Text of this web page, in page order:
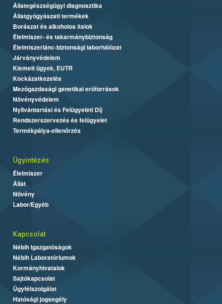
Állategészségügyi diagnosztika
Állatgyógyászati termékek
Borászat és alkoholos italok
Élelmiszer- és takarmánybiztonság
Élelmiszerlánc-biztonsági laborhálózat
Járványvédelem
Kiemelt ügyek, EUTR
Kockázatkezelés
Mezőgazdasági genetikai erőforrások
Növényvédelem
Nyilvántartási és Felügyeleti Díj
Rendszerszervezés és felügyelet
Termékpálya-ellenőrzés
Ügyintézés
Élelmiszer
Állat
Növény
Labor/Egyéb
Kapcsolat
Nébih Igazgatóságok
Nébih Laboratóriumok
Kormányhivatalok
Sajtókapcsolat
Ügyfélszolgálat
Hatósági jogsegély